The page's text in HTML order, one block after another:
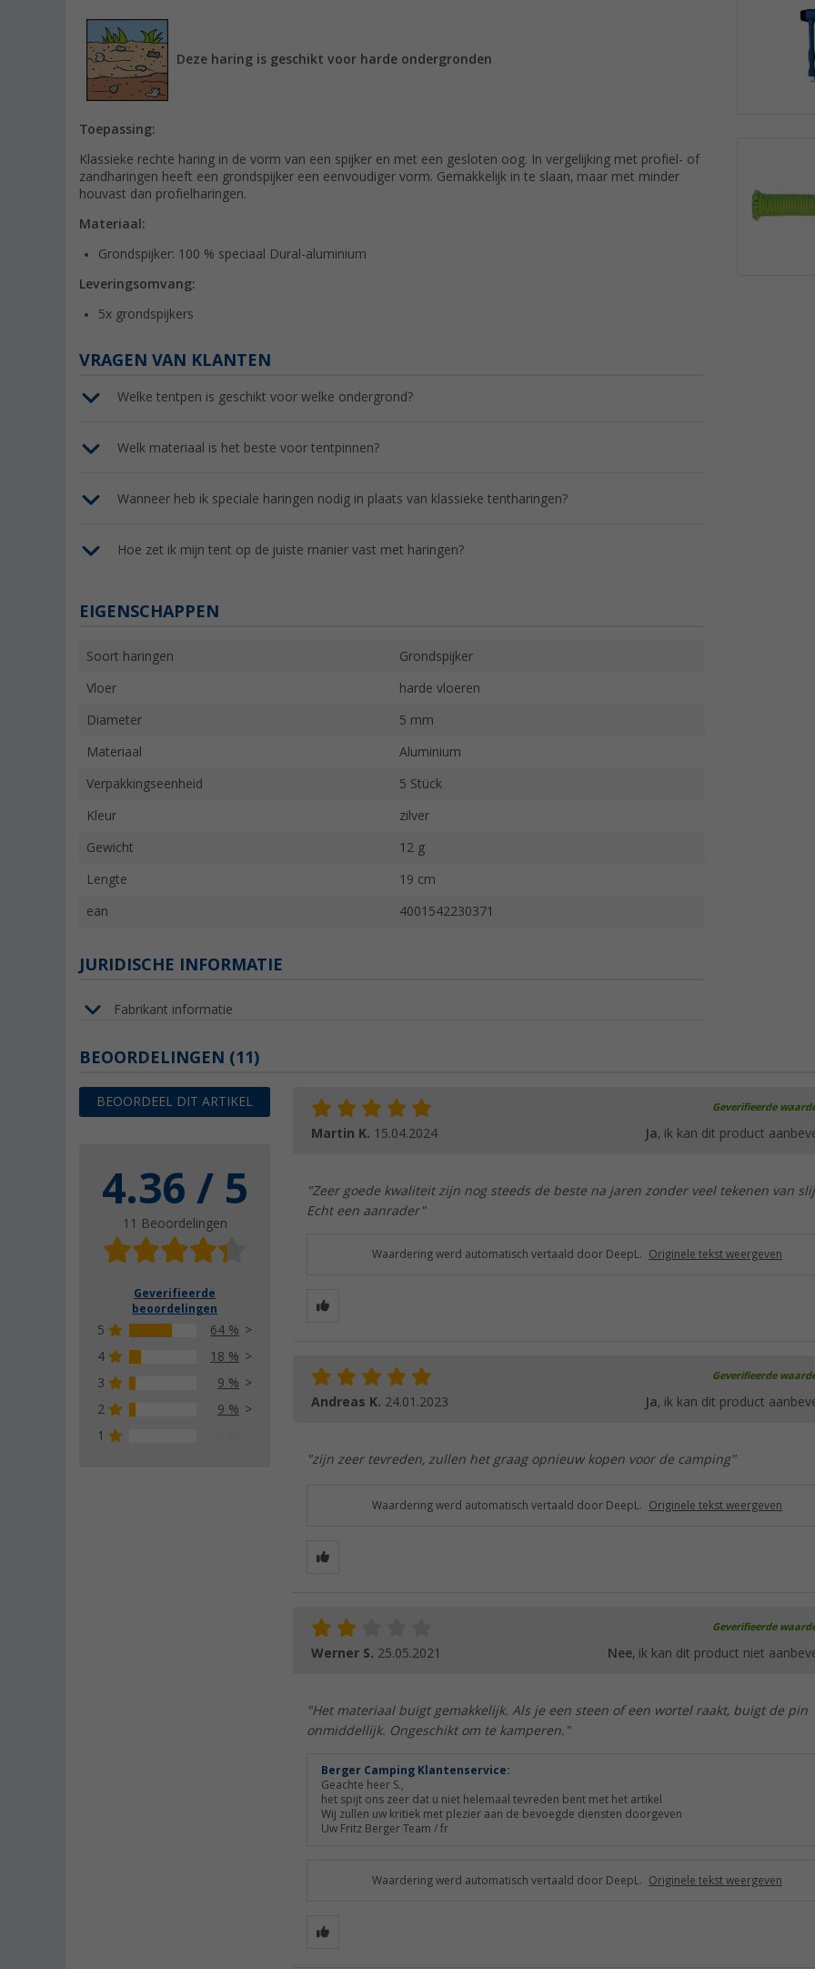
Deze haring is geschikt voor harde ondergronden
Toepassing:
Klassieke rechte haring in de vorm van een spijker en met een gesloten oog. In vergelijking met profiel- of
zandharingen heeft een grondspijker een eenvoudiger vorm. Gemakkelijk in te slaan, maar met minder
houvast dan profielharingen.
Materiaal:
Grondspijker: 100 % speciaal Dural-aluminium
Leveringsomvang:
5x grondspijkers
VRAGEN VAN KLANTEN
Welke tentpen is geschikt voor welke ondergrond?
Welk materiaal is het beste voor tentpinnen?
Wanneer heb ik speciale haringen nodig in plaats van klassieke tentharingen?
Hoe zet ik mijn tent op de juiste manier vast met haringen?
EIGENSCHAPPEN
Soort haringen Grondspijker
Vloer harde vloeren
Diameter 5 mm
Materiaal Aluminium
Verpakkingseenheid 5 Stück
Kleur zilver
Gewicht 12 g
Lengte 19 cm
ean 4001542230371
JURIDISCHE INFORMATIE
Fabrikant informatie
BEOORDELINGEN (11)
BEOORDEEL DIT ARTIKEL
4.36 / 5
11 Beoordelingen
Geverifieerde
beoordelingen
5
64 %
4
18 %
3
9 %
2
9 %
1
Geverifieerde
Martin K. 15.04.2024 Ja, ik kan dit product
"Zeer goede kwaliteit zijn nog steeds de beste na jaren zonder veel tekenen van
Echt een aanrader"
Waardering werd automatisch vertaald door DeepL. Originele tekst weergeven
Geverifieerde
Andreas K. 24.01.2023 Ja, ik kan dit product
"zijn zeer tevreden, zullen het graag opnieuw kopen voor de camping"
Waardering werd automatisch vertaald door DeepL. Originele tekst weergeven
Geverifieerde
Werner S. 25.05.2021 Nee, ik kan dit product niet
"Het materiaal buigt gemakkelijk. Als je een steen of een wortel raakt, buigt de pin
onmiddellijk. Ongeschikt om te kamperen."
Berger Camping Klantenservice:
Geachte heer S.,
het spijt ons zeer dat u niet helemaal tevreden bent met het artikel
Wij zullen uw kritiek met plezier aan de bevoegde diensten doorgeven
Uw Fritz Berger Team / fr
Waardering werd automatisch vertaald door DeepL. Originele tekst weergeven